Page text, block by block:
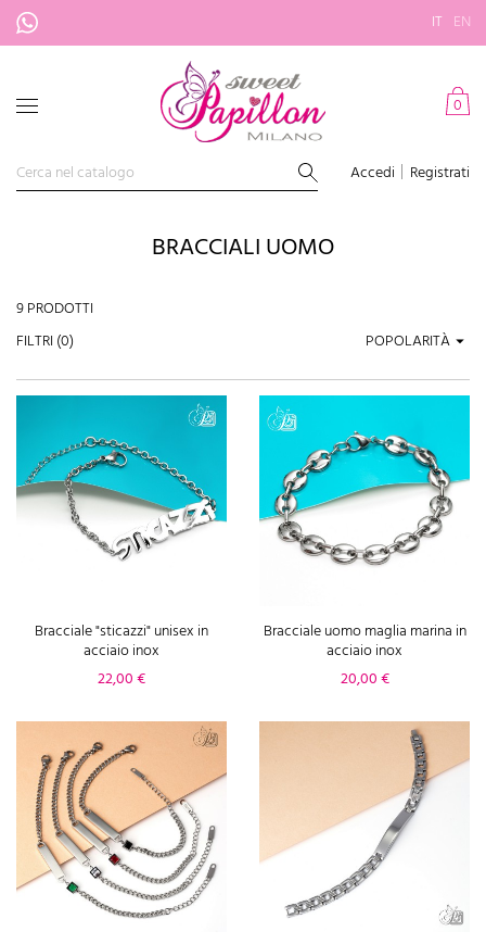
IT EN
0
Accedi Registrati
BRACCIALI UOMO
9 PRODOTTI
POPOLARITÀ
FILTRI (0)
Bracciale "sticazzi" unisex in
acciaio inox
Prezzo
22,00 €
Bracciale uomo maglia marina in
acciaio inox
Prezzo
20,00 €